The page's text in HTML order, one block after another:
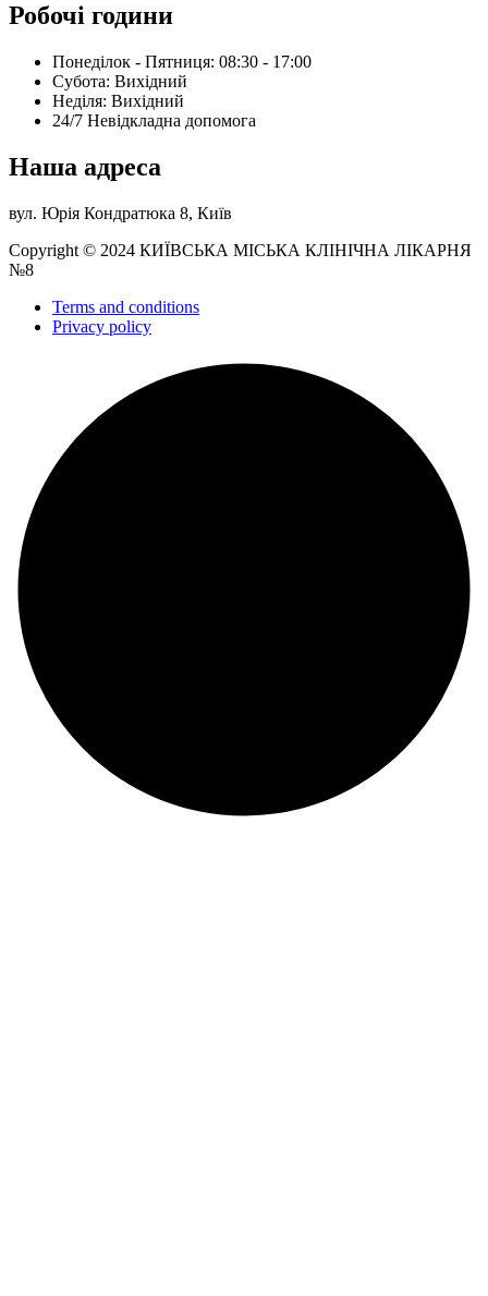
Робочі години
Понеділок - Пятниця: 08:30 - 17:00
Субота: Вихідний
Нeділя: Вихідний
24/7 Невідкладна допомога
Наша адреса
вул. Юрія Кондратюка 8, Київ
Copyright © 2024 КИЇВСЬКА МІСЬКА КЛІНІЧНА ЛІКАРНЯ
№8
Terms and conditions
Privacy policy